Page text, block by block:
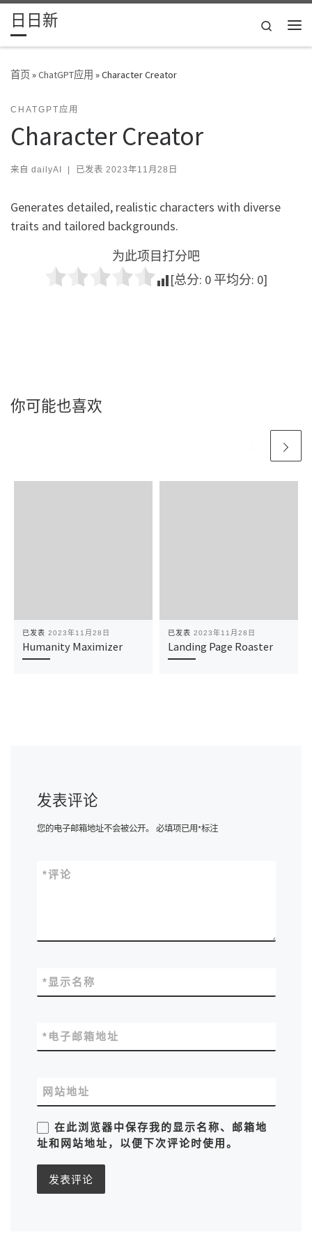
Skip to content
日日新
Search
首页»ChatGPT应用 »Character Creator
CHATGPT应用
Character Creator
来自 dailyAI | 已发表 2023年11月28日
Generates detailed, realistic characters with diverse
traits and tailored backgrounds.
为此项目打分吧
[总分: 0 平均分: 0]
你可能也喜欢
已发表 2023年11月28日
Humanity Maximizer
已发表 2023年11月28日
Landing Page Roaster
发表评论
您的电子邮箱地址不会被公开。 必填项已用*标注
评论
*
显示名称
*
电子邮箱地址
*
网站地址
在此浏览器中保存我的显示名称、邮箱地
址和网站地址，以便下次评论时使用。